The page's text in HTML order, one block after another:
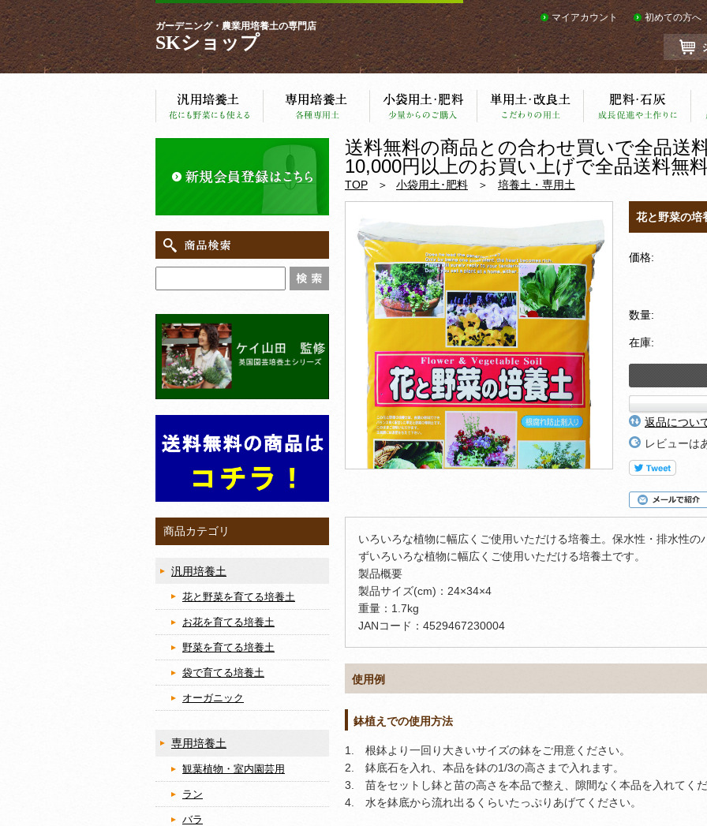
ガーデニング・農業用培養土の専門店
SKショップ
マイアカウント 初めての方へ
送料無料の商品との合わせ買いで全品送
10,000円以上のお買い上げで全品送料無
TOP 小袋用土･肥料 培養土・専用土
花と野菜の
価格:
数量:
在庫:
返品につい
レビューは
いろいろな植物に幅広くご使用いただける培養土。保水性・排水性
ずいろいろな植物に幅広くご使用いただける培養土です。
製品概要
製品サイズ(cm)：24×34×4
重量：1.7kg
JANコード：4529467230004
使用例
鉢植えでの使用方法
1. 根鉢より一回り大きいサイズの鉢をご用意ください。
2. 鉢底石を入れ、本品を鉢の1/3の高さまで入れます。
3. 苗をセットし鉢と苗の高さを本品で整え、隙間なく本品を入れてく
4. 水を鉢底から流れ出るくらいたっぷりあげてください。
商品カテゴリ
汎用培養土
花と野菜を育てる培養土
お花を育てる培養土
野菜を育てる培養土
袋で育てる培養土
オーガニック
専用培養土
観葉植物・室内園芸用
ラン
バラ